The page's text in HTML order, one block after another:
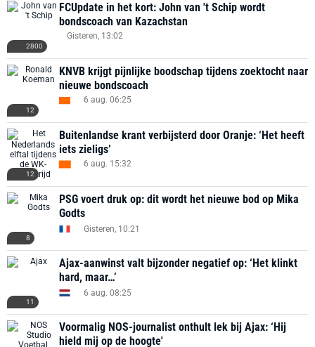
2800
FCUpdate in het kort: John van 't Schip wordt
bondscoach van Kazachstan
Gisteren, 13:02
12
KNVB krijgt pijnlijke boodschap tijdens zoektocht naar
nieuwe bondscoach
6 aug. 06:25
12
Buitenlandse krant verbijsterd door Oranje: ‘Het heeft
iets zieligs’
6 aug. 15:32
8
PSG voert druk op: dit wordt het nieuwe bod op Mika
Godts
Gisteren, 10:21
11
Ajax-aanwinst valt bijzonder negatief op: ‘Het klinkt
hard, maar…’
6 aug. 08:25
Voormalig NOS-journalist onthult lek bij Ajax: ‘Hij
hield mij op de hoogte'